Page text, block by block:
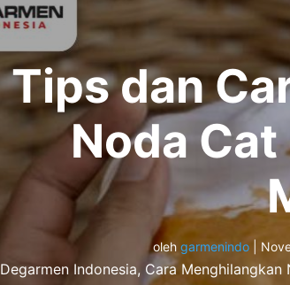
Tips dan
Noda
oleh garmenindo|
Degarmen Indonesia, Cara